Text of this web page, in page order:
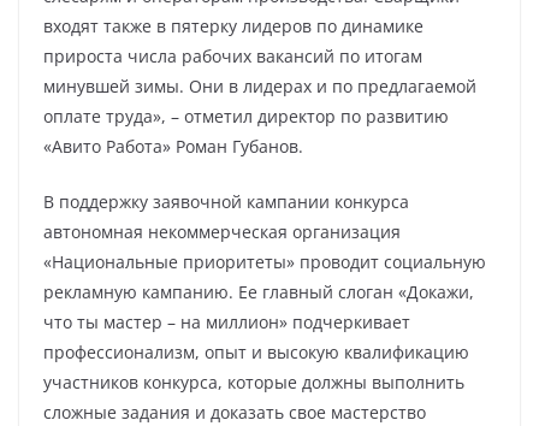
входят также в пятерку лидеров по динамике
прироста числа рабочих вакансий по итогам
минувшей зимы. Они в лидерах и по предлагаемой
оплате труда», – отметил директор по развитию
«Авито Работа» Роман Губанов.
В поддержку заявочной кампании конкурса
автономная некоммерческая организация
«Национальные приоритеты» проводит социальную
рекламную кампанию. Ее главный слоган «Докажи,
что ты мастер – на миллион» подчеркивает
профессионализм, опыт и высокую квалификацию
участников конкурса, которые должны выполнить
сложные задания и доказать свое мастерство